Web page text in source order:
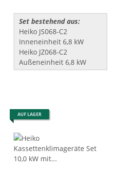
Set bestehend aus:
Heiko JS068-C2
Inneneinheit 6,8 kW
Heiko JZ068-C2
Außeneinheit 6,8 kW
AUF LAGER